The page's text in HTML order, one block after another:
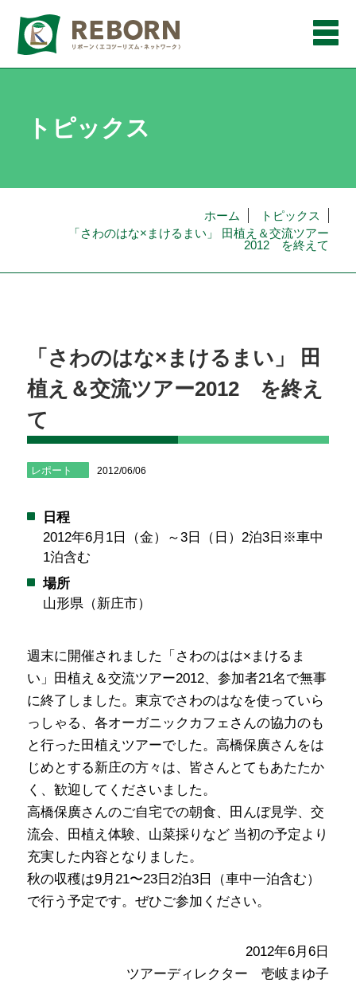
メ
トピックス
ホーム
トピックス
「さわのはな×まけるまい」 田植え＆交流ツアー
2012 を終えて
「さわのはな×まけるまい」 田
植え＆交流ツアー2012 を終え
て
レポート 2012/06/06
日程
2012年6月1日（金）～3日（日）2泊3日※車中
1泊含む
場所
山形県（新庄市）
週末に開催されました「さわのはは×まけるま
い」田植え＆交流ツアー2012、参加者21名で無事
に終了しました。東京でさわのはなを使っていら
っしゃる、各オーガニックカフェさんの協力のも
と行った田植えツアーでした。高橋保廣さんをは
じめとする新庄の方々は、皆さんとてもあたたか
く、歓迎してくださいました。
高橋保廣さんのご自宅での朝食、田んぼ見学、交
流会、田植え体験、山菜採りなど 当初の予定より
充実した内容となりました。
秋の収穫は9月21〜23日2泊3日（車中一泊含む）
で行う予定です。ぜひご参加ください。
2012年6月6日
ツアーディレクター 壱岐まゆ子